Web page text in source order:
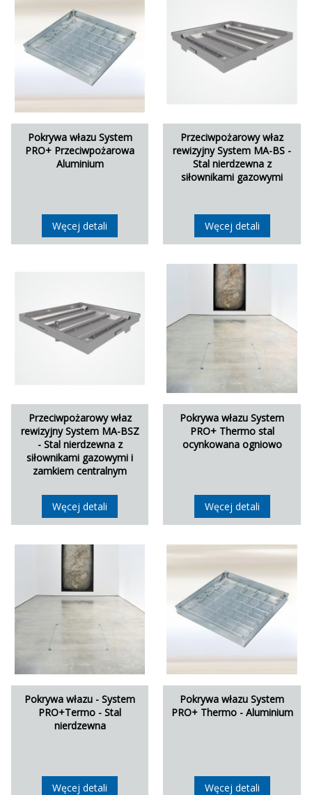
Pokrywa włazu System
PRO+ Przeciwpożarowa
Aluminium
Węcej detali
Przeciwpożarowy właz
rewizyjny System MA-BS -
Stal nierdzewna z
siłownikami gazowymi
Węcej detali
Przeciwpożarowy właz
rewizyjny System MA-BSZ
- Stal nierdzewna z
siłownikami gazowymi i
zamkiem centralnym
Węcej detali
Pokrywa włazu System
PRO+ Thermo stal
ocynkowana ogniowo
Węcej detali
Pokrywa włazu - System
PRO+Termo - Stal
nierdzewna
Węcej detali
Pokrywa włazu System
PRO+ Thermo - Aluminium
Węcej detali